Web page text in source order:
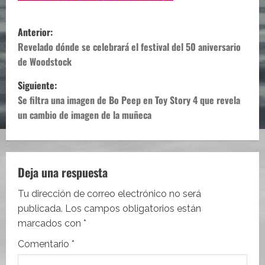
N
a
v
e
g
a
c
i
ó
n
Anterior:
Revelado dónde se celebrará el festival del 50 aniversario
de Woodstock
Siguiente:
Se filtra una imagen de Bo Peep en Toy Story 4 que revela
un cambio de imagen de la muñeca
Deja una respuesta
Tu dirección de correo electrónico no será
publicada. Los campos obligatorios están
marcados con *
Comentario *